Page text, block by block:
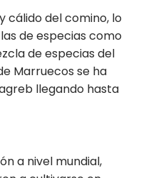
cálido del comino, lo
de especias como
de especias del
Marruecos se ha
llegando hasta
a nivel mundial,